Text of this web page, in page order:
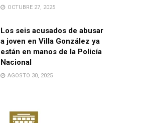
OCTUBRE 27, 2025
Los seis acusados de abusar
a joven en Villa González ya
están en manos de la Policía
Nacional
AGOSTO 30, 2025